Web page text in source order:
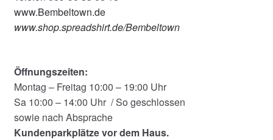
www.Bembeltown.de
www.shop.spreadshirt.de/Bembeltown
Öffnungszeiten:
Montag – Freitag 10:00 – 19:00 Uhr
Sa 10:00 – 14:00 Uhr / So geschlossen
sowie nach Absprache
Kundenparkplätze vor dem Haus.